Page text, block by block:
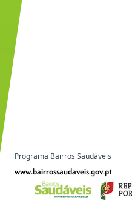
Programa Bairros Saudáveis
www.bairrossaudaveis.gov.pt